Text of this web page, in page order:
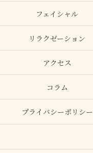
フェイシャル
リラクゼーション
アクセス
コラム
プライバシーポリシー